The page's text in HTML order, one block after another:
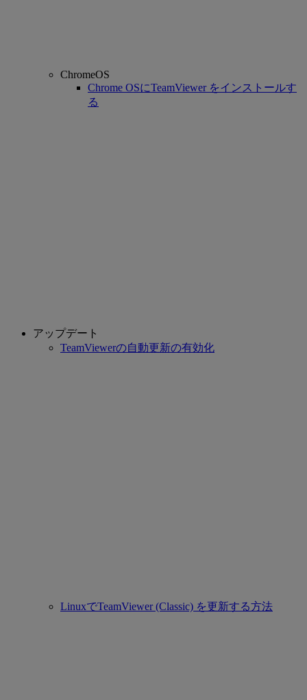
ChromeOS
Chrome OSにTeamViewer をインストールす
る
アップデート
TeamViewerの自動更新の有効化
LinuxでTeamViewer (Classic) を更新する方法